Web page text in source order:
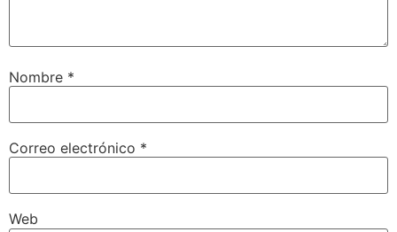
Nombre *
Correo electrónico *
Web